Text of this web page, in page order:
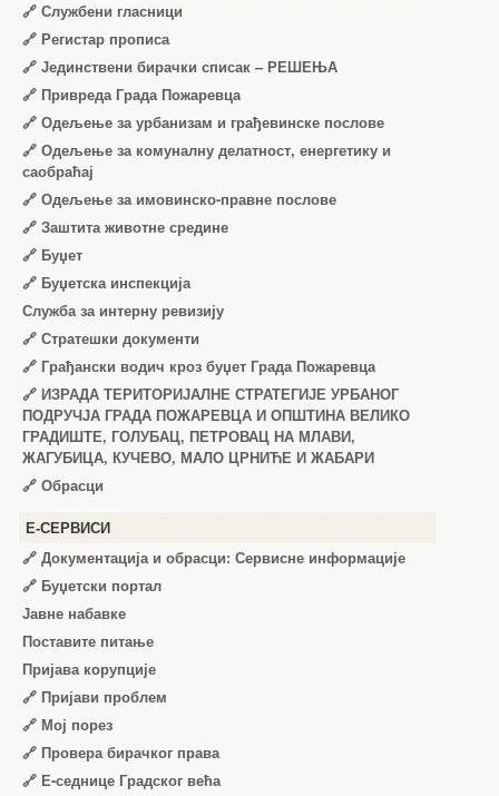
🔗 Службени гласници
🔗 Регистар прописа
🔗 Јединствени бирачки списак – РЕШЕЊА
🔗 Привреда Града Пожаревца
🔗 Одељење за урбанизам и грађевинске послове
🔗 Одељење за комуналну делатност, енергетику и
саобраћај
🔗 Одељење за имовинско-правне послове
🔗 Заштита животне средине
🔗 Буџет
🔗 Буџетска инспекција
Служба за интерну ревизију
🔗 Стратешки документи
🔗 Грађански водич кроз буџет Града Пожаревца
🔗 ИЗРАДА ТЕРИТОРИЈАЛНЕ СТРАТЕГИЈЕ УРБАНОГ
ПОДРУЧЈА ГРАДА ПОЖАРЕВЦА И ОПШТИНА ВЕЛИКО
ГРАДИШТЕ, ГОЛУБАЦ, ПЕТРОВАЦ НА МЛАВИ,
ЖАГУБИЦА, КУЧЕВО, МАЛО ЦРНИЋЕ И ЖАБАРИ
🔗 Обрасци
Е-СЕРВИСИ
🔗 Документација и обрасци: Сервисне информације
🔗 Буџетски портал
Јавне набавке
Поставите питање
Пријава корупције
🔗 Пријави проблем
🔗 Мој порез
🔗 Провера бирачког права
🔗 Е-седнице Градског већа